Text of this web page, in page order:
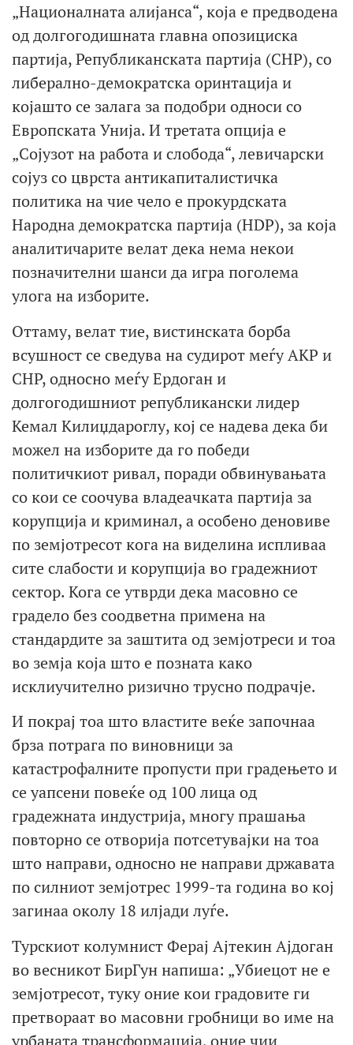
„Националната алијанса“, која е предводена
од долгогодишната главна опозициска
партија, Републиканската партија (CHP), со
либерално-демократска оринтација и
којашто се залага за подобри односи со
Европската Унија. И третата опција е
„Сојузот на работа и слобода“, левичарски
сојуз со цврста антикапиталистичка
политика на чие чело е прокурдската
Народна демократска партија (HDP), за која
аналитичарите велат дека нема некои
позначителни шанси да игра поголема
улога на изборите.
Оттаму, велат тие, вистинската борба
всушност се сведува на судирот меѓу AKP и
CHP, односно меѓу Ердоган и
долгогодишниот републикански лидер
Кемал Килиџдароглу, кој се надева дека би
можел на изборите да го победи
политичкиот ривал, поради обвинувањата
со кои се соочува владеачката партија за
корупција и криминал, а особено деновиве
по земјотресот кога на виделина испливаа
сите слабости и корупција во градежниот
сектор. Кога се утврди дека масовно се
градело без соодветна примена на
стандардите за заштита од земјотреси и тоа
во земја која што е позната како
исклиучително ризично трусно подрачје.
И покрај тоа што властите веќе започнаа
брза потрага по виновници за
катастрофалните пропусти при градењето и
се уапсени повеќе од 100 лица од
градежната индустрија, многу прашања
повторно се отворија потсетувајки на тоа
што направи, односно не направи државата
по силниот земјотрес 1999-та година во кој
загинаа околу 18 илјади луѓе.
Турскиот колумнист Ферај Ајтекин Ајдоган
во весникот БирГун напиша: „Убиецот не е
земјотресот, туку оние кои градовите ги
претвораат во масовни гробници во име на
урбаната трансформација, оние чии